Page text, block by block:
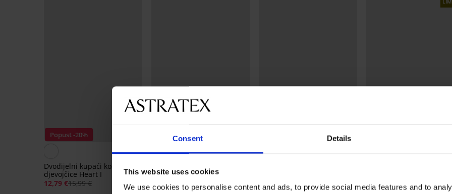
Consent Details
This website uses cookies
We use cookies to personalise content and ads, to provide social media features and to
Popust -20%
Dvodijelni kupaći kostim za
djevojčice Heart I
12,79 €15,99 €
Popust -30%
Dvodijelni kupaći kostim za
djevojčice Sea
11,19 €15,99 €
7,20 €23,99 €
11,49 €22,99 €